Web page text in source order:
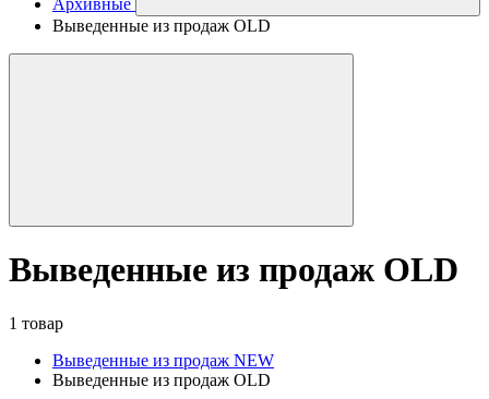
Архивные
Выведенные из продаж OLD
Выведенные из продаж OLD
1 товар
Выведенные из продаж NEW
Выведенные из продаж OLD